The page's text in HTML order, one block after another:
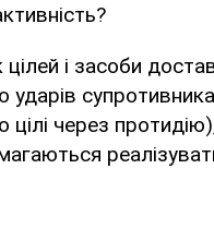
і засоби
супротивника
цілі через